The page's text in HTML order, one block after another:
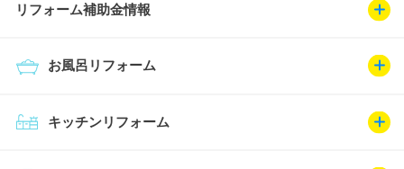
リフォーム補助金情報
キッチンリフォーム
お風呂リフォーム